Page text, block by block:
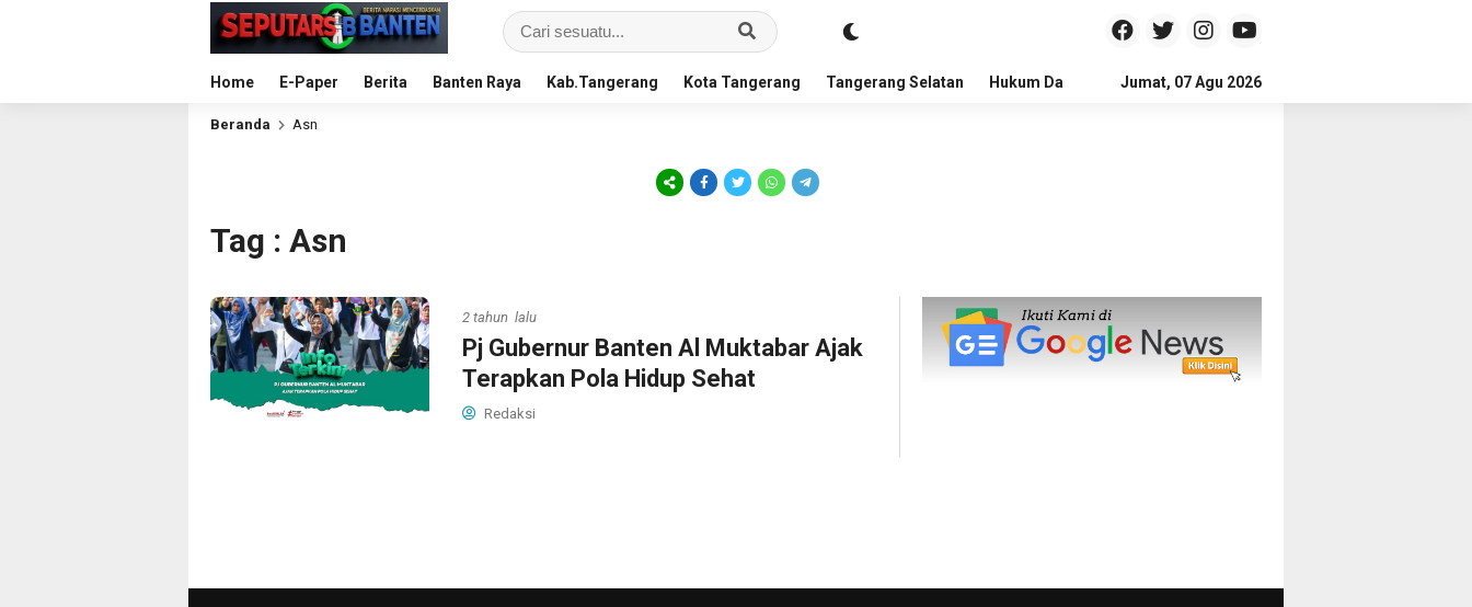
Home E-Paper Berita Banten Raya Kab.Tangerang Kota Tangerang Tangerang Selatan Hukum Dan Kriminal Politik Pendidikan
Jumat, 07 Agu 2026
Beranda Asn
Tag : Asn
2 tahun lalu
Pj Gubernur Banten Al Muktabar Ajak
Terapkan Pola Hidup Sehat
Redaksi